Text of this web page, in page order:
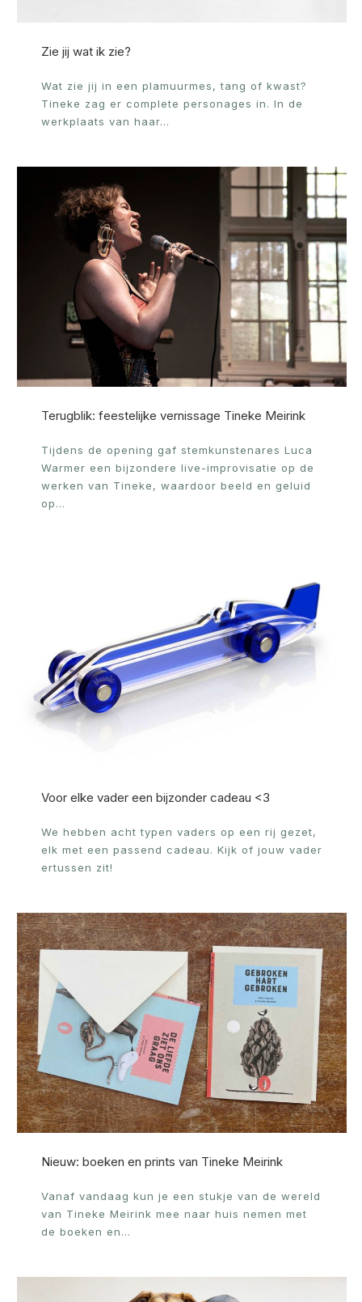
Zie jij wat ik zie?
Wat zie jij in een plamuurmes, tang of kwast?
Tineke zag er complete personages in. In de
werkplaats van haar…
Terugblik: feestelijke vernissage Tineke Meirink
Tijdens de opening gaf stemkunstenares Luca
Warmer een bijzondere live-improvisatie op de
werken van Tineke, waardoor beeld en geluid
op…
Voor elke vader een bijzonder cadeau <3
We hebben acht typen vaders op een rij gezet,
elk met een passend cadeau. Kijk of jouw vader
ertussen zit!
Nieuw: boeken en prints van Tineke Meirink
Vanaf vandaag kun je een stukje van de wereld
van Tineke Meirink mee naar huis nemen met
de boeken en…